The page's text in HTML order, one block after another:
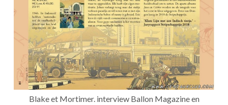
Blake et Mortimer. interview Ballon Magazine en